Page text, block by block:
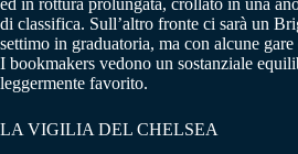
di classifica. Sull’altro fronte ci sarà un
settimo in graduatoria, ma con alcune gare
I bookmakers vedono un sostanziale
leggermente favorito.
LA VIGILIA DEL CHELSEA